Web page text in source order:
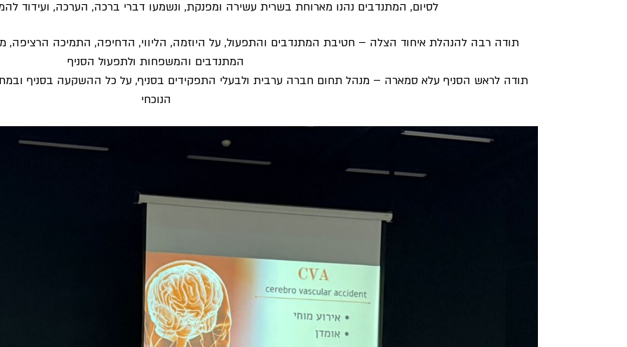
לסיום, המתנדבים נהנו מארוחת בשרית עשירה ומפנקת, ונשמעו דברי ברכה, הערכה, ועידוד
תודה רבה להנהלת איחוד הצלה – חטיבת המתנדבים והתפעול, על היוזמה, הליווי, הדחיפה, התמיכה הרציפה,
המתנדבים והמשפחות ולתפעול הסניף
תודה לראש הסניף עלא סמארה – מנהל תחום חברה ערבית ולבעלי התפקידים בסניף, על כל ההשקעה בסניף
הנוכחי